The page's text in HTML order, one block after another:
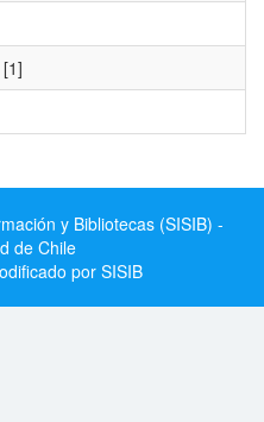
[1]
y Bibliotecas (SISIB) -
de Chile
por SISIB